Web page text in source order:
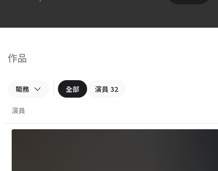
作品
職務 全部 演員 32
演員